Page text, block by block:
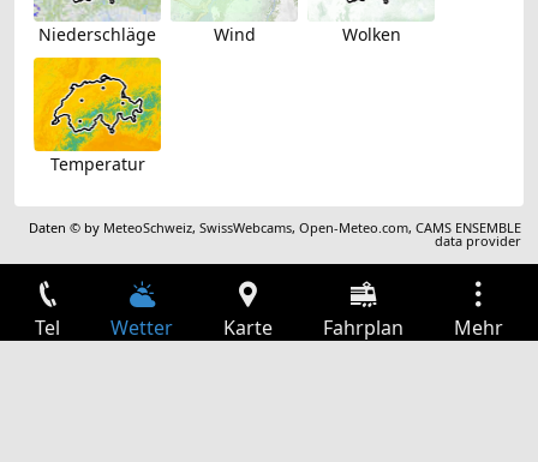
Niederschläge Wind Wolken
Temperatur
Daten © by MeteoSchweiz,SwissWebcams,Open-Meteo.com,CAMS ENSEMBLE
data provider
Tel Wetter Karte Fahrplan Mehr